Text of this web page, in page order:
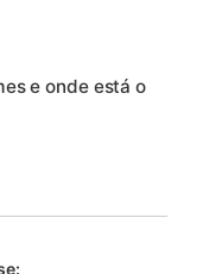
e onde está o